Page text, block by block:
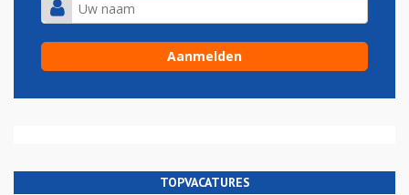
TOPVACATURES